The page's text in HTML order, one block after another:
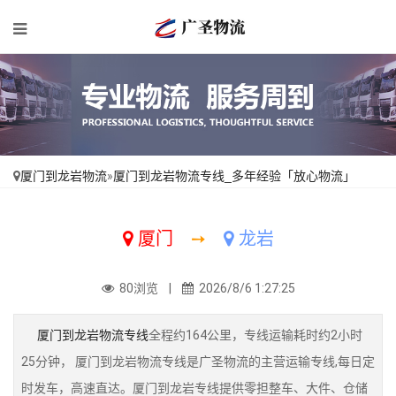
厦门到龙岩物流»厦门到龙岩物流专线_多年经验「放心物流」
厦门 ➙ 龙岩
80浏览 | 2026/8/6 1:27:25
厦门到龙岩物流专线全程约164公里，专线运输耗时约2小时
25分钟， 厦门到龙岩物流专线是广圣物流的主营运输专线,每日定
时发车，高速直达。厦门到龙岩专线提供零担整车、大件、仓储